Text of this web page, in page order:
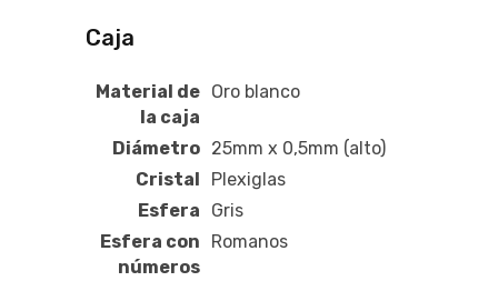
Caja
Material de
la caja
Oro blanco
Diámetro 25mm x 0,5mm (alto)
Cristal
Plexiglas
Esfera
Gris
Esfera con
números
Romanos